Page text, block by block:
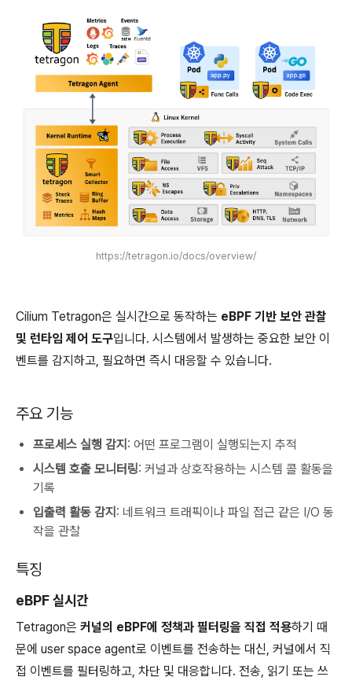
https://tetragon.io/docs/overview/
Cilium Tetragon은 실시간으로 동작하는 eBPF 기반 보안 관찰
및 런타임 제어 도구입니다. 시스템에서 발생하는 중요한 보안 이
벤트를 감지하고, 필요하면 즉시 대응할 수 있습니다.
주요 기능
프로세스 실행 감지 : 어떤 프로그램이 실행되는지 추적
시스템 호출 모니터링: 커널과 상호작용하는 시스템 콜 활동을
기록
입출력 활동 감지 : 네트워크 트래픽이나 파일 접근 같은 I/O 동
작을 관찰
특징
eBPF 실시간
Tetragon은 커널의 eBPF에 정책과 필터링을 직접 적용하기 때
문에 user space agent로 이벤트를 전송하는 대신, 커널에서 직
접 이벤트를 필터링하고, 차단 및 대응합니다. 전송, 읽기 또는 쓰